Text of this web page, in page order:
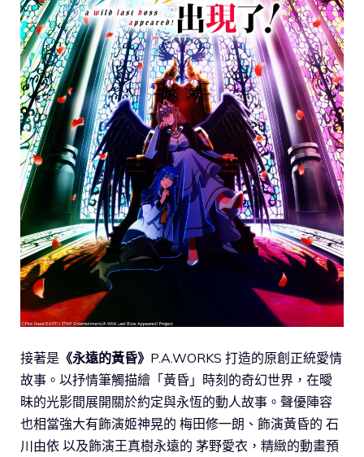
接著是 《永遠的黃昏》 P.A.WORKS 打造的原創正統愛情
故事。以抒情筆觸描繪「黃昏」時刻的奇幻世界，在曖
昧的光影間展開關於約定與永恆的動人故事。聲優陣容
也相當強大有飾演姬神晃的 梅田修一朗、飾演黃昏的 石
川由依 以及飾演王真樹永遠的 茅野愛衣，精緻的動畫預